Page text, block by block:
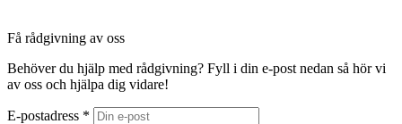
Få rådgivning av oss
Behöver du hjälp med rådgivning? Fyll i din e-post nedan så hör vi
av oss och hjälpa dig vidare!
E-postadress *